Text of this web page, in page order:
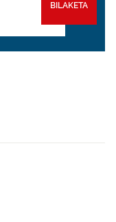
BILAKETA